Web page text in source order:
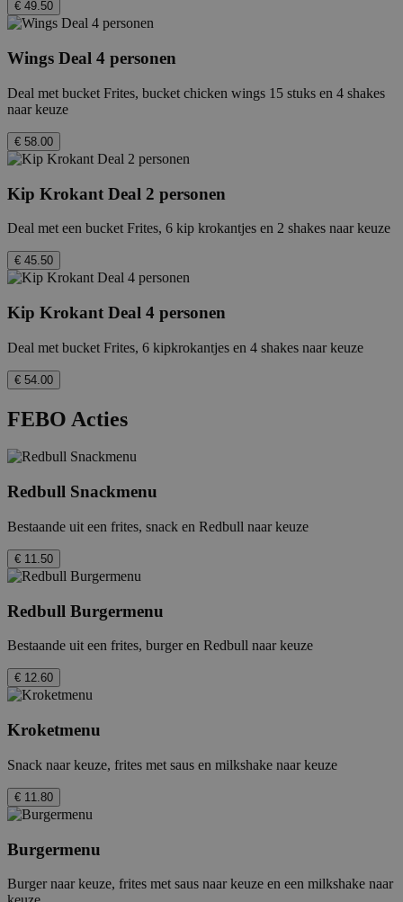
€ 49.50
Wings Deal 4 personen
Deal met bucket Frites, bucket chicken wings 15 stuks en 4 shakes
naar keuze
€ 58.00
Kip Krokant Deal 2 personen
Deal met een bucket Frites, 6 kip krokantjes en 2 shakes naar keuze
€ 45.50
Kip Krokant Deal 4 personen
Deal met bucket Frites, 6 kipkrokantjes en 4 shakes naar keuze
€ 54.00
FEBO Acties
Redbull Snackmenu
Bestaande uit een frites, snack en Redbull naar keuze
€ 11.50
Redbull Burgermenu
Bestaande uit een frites, burger en Redbull naar keuze
€ 12.60
Kroketmenu
Snack naar keuze, frites met saus en milkshake naar keuze
€ 11.80
Burgermenu
Burger naar keuze, frites met saus naar keuze en een milkshake naar